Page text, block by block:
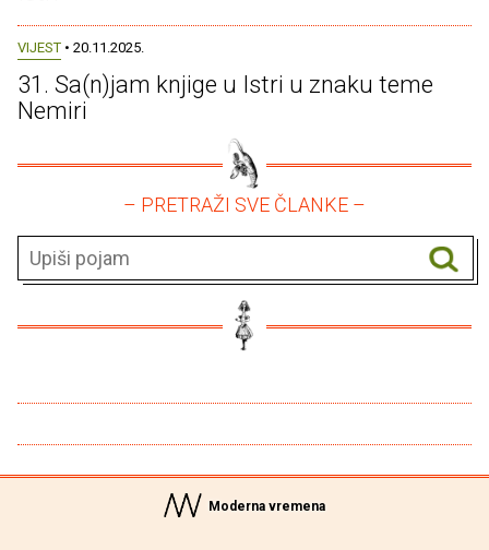
VIJEST • 20.11.2025.
31. Sa(n)jam knjige u Istri u znaku teme
Nemiri
– PRETRAŽI SVE ČLANKE –
Moderna vremena